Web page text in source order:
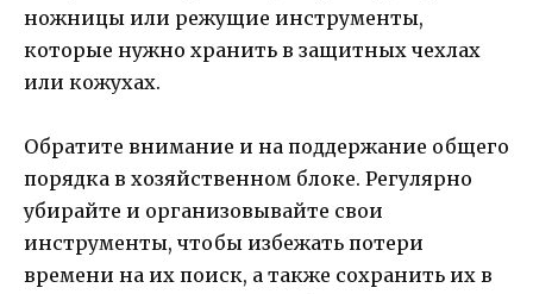
ножницы или режущие инструменты,
которые нужно хранить в защитных чехлах
или кожухах.
Обратите внимание и на поддержание общего
порядка в хозяйственном блоке. Регулярно
убирайте и организовывайте свои
инструменты, чтобы избежать потери
времени на их поиск, а также сохранить их в